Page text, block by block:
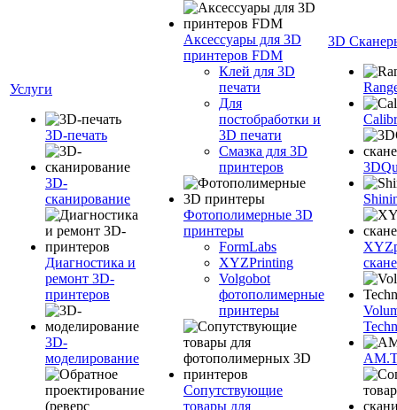
Услуги
3D-печать
3D-
сканирование
Диагностика и
ремонт 3D-
принтеров
3D-
моделирование
Аксессуары для 3D
принтеров FDM
Клей для 3D
печати
Для
постобработки и
3D печати
Смазка для 3D
принтеров
Фотополимерные 3D
принтеры
FormLabs
XYZPrinting
Volgobot
фотополимерные
принтеры
Сопутствующие
товары для
3D